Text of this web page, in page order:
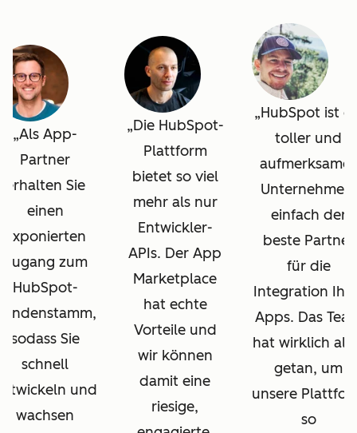
Als App-
Partner
erhalten Sie
einen
exponierten
Zugang zum
HubSpot-
sodass Sie
schnell
und
wachsen
Die HubSpot-
Plattform
bietet so viel
mehr als nur
Entwickler-
APIs. Der App
Marketplace
hat echte
Vorteile und
wir können
damit eine
riesige,
HubSpot ist
toller und
aufmerksames
Unternehmen,
einfach der
beste Partner
für die
Integration
Apps. Das
hat wirklich
getan, um
unsere
so